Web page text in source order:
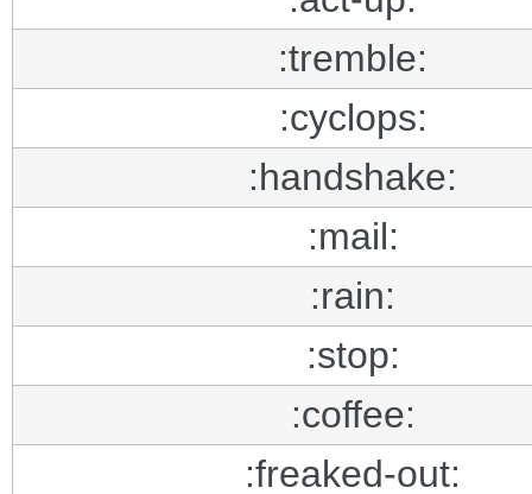
:tremble:
:cyclops:
:handshake:
:mail:
:rain:
:stop:
:coffee:
:freaked-out: